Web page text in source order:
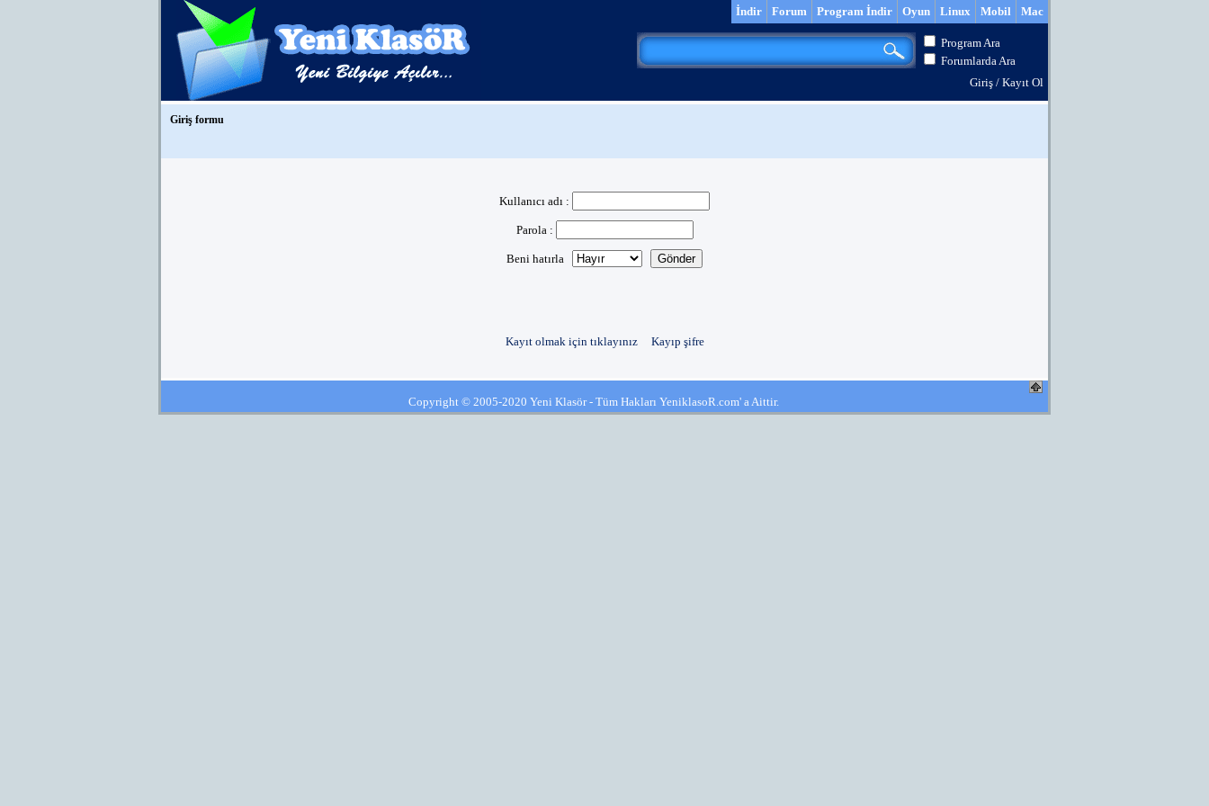
Mac
Mobil
Linux
Oyun
Program İndir
Forum
İndir
Program Ara
Forumlarda Ara
Giriş / Kayıt Ol
Giriş formu
Kullanıcı adı :
Parola :
Beni hatırla
Kayıt olmak için tıklayınız Kayıp şifre
Copyright © 2005-2020 Yeni Klasör - Tüm Hakları YeniklasoR.com' a Aittir.